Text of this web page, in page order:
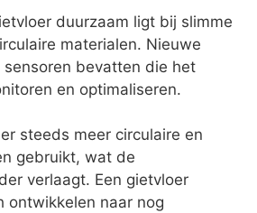
duurzaam ligt bij slimme
materialen. Nieuwe
sensoren bevatten die het
en optimaliseren.
steeds meer circulaire en
gebruikt, wat de
verlaagt. Een gietvloer
ontwikkelen naar nog